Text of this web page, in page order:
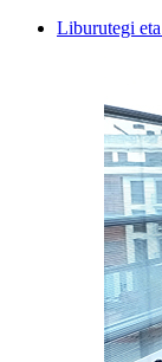
Liburutegi